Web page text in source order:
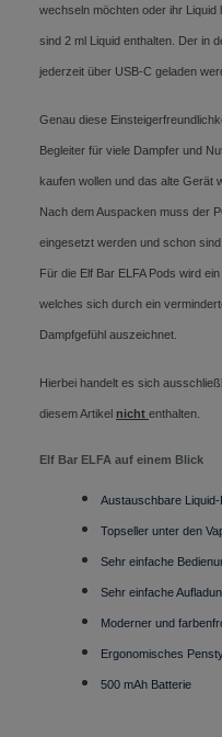
wechseln möchten oder ihr Liquid
sind 2 ml Liquid enthalten. Der in
jederzeit über USB-C geladen
Genau diese
Begleiter für viele Dampfer und
kaufen wollen und das alte Gerät
Nach dem Auspacken muss der
eingesetzt werden und schon sind
Für die Elf Bar ELFA Pods wird
welches sich durch ein
Dampfgefühl auszeichnet.
Hierbei handelt es sich
diesem Artikel nicht enthalten.
Elf Bar ELFA auf einem Blick
Austauschbare Liquid-
Topseller unter den
Sehr einfache
Sehr einfache
Moderner und
Ergonomisches
500 mAh Batterie